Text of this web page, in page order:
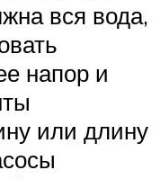
вся вода,
напор и
или длину